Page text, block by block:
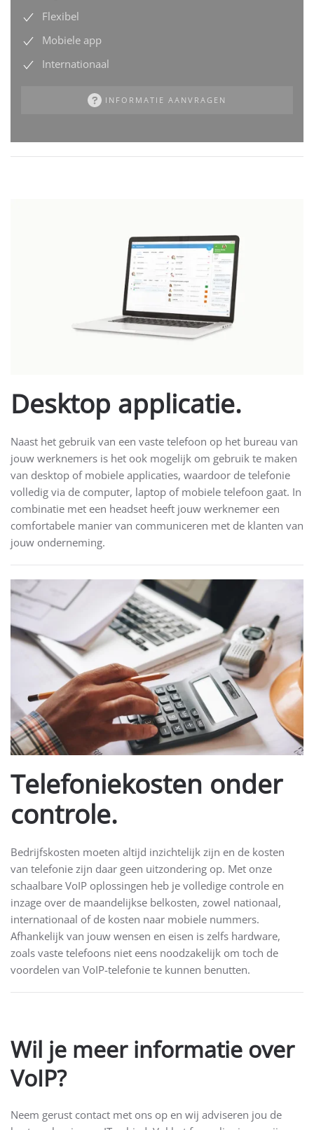
Flexibel
Mobiele app
Internationaal
INFORMATIE AANVRAGEN
Desktop applicatie.
Naast het gebruik van een vaste telefoon op het bureau van
jouw werknemers is het ook mogelijk om gebruik te maken
van desktop of mobiele applicaties, waardoor de telefonie
volledig via de computer, laptop of mobiele telefoon gaat. In
combinatie met een headset heeft jouw werknemer een
comfortabele manier van communiceren met de klanten van
jouw onderneming.
Telefoniekosten onder
controle.
Bedrijfskosten moeten altijd inzichtelijk zijn en de kosten
van telefonie zijn daar geen uitzondering op. Met onze
schaalbare VoIP oplossingen heb je volledige controle en
inzage over de maandelijkse belkosten, zowel nationaal,
internationaal of de kosten naar mobiele nummers.
Afhankelijk van jouw wensen en eisen is zelfs hardware,
zoals vaste telefoons niet eens noodzakelijk om toch de
voordelen van VoIP-telefonie te kunnen benutten.
Wil je meer informatie over
VoIP?
Neem gerust contact met ons op en wij adviseren jou de